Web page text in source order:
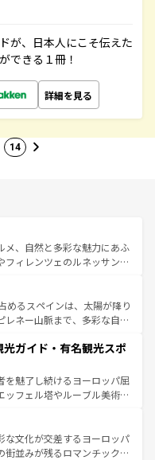
が、日本人にこそ伝えた
できる１冊！
詳細を見る
14
メ、自然と多彩な魅力にあふ
フィレンツェのルネッサンス
風景やアマルフィ海岸の絶
い。観光の合間には、本場の
リア料理を堪能することも
られない旅をしてみよう！
めるスペインは、太陽が降り
ネー山脈まで、多彩な自然
的なフラメンコ、熱気あふ
スが生活の一部となってい
れた雰囲気や、バルセロナの
では古代ローマ遺跡や中世
が異なるスペインはその個
で訪れる人を魅了する。 なお、新着のスペイン情報は コ
い。
ガイド・有名観光スポ
を魅了し続けるヨーロッパ屈
フェル塔やルーブル美術館
。華麗な宮殿、歴史的な大
豊かな自然が、訪れる者を心
スは美食の国としても知ら
な文化が交差するヨーロッパ
街並みが残るロマンチック街